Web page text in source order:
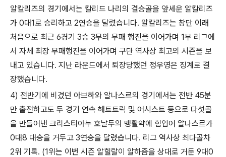
알칼리즈의 경기에서는 칼리드 나리의 결승골을 앞세운 알칼리즈
가 0대1로 승리하고 2연승을 달렸습니다. 알칼리즈는 창단 이래
처음으로 최근 6경기 3승 3무의 무패 행진을 이어가며 1부 리그에
서 자체 최장 무패행진을 이어가며 구단 역사상 최고의 시즌을 보
내고 있습니다. 지난 라운드에서 퇴장당했던 정우영은 징계로 결
장했습니다.
4) 전반기에 비겼던 아브하와 알나스르의 경기에서는 전반 45분
만 출전하고도 두 경기 연속 해트트릭 및 어시스트 등으로 다섯골
을 만들어낸 크리스티아누 호날두의 맹활약에 힘입어 알나스르가
0대8 대승을 거두고 3연승을 달렸습니다. 리그 역사상 최다골차
2위 기록. (1위는 이번 시즌 알힐랄이 알하즘을 상대로 거둔 9대0